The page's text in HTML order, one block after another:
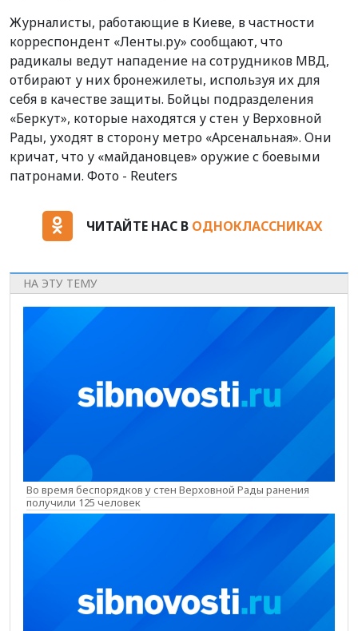
Журналисты, работающие в Киеве, в частности
корреспондент «Ленты.ру» сообщают, что
радикалы ведут нападение на сотрудников МВД,
отбирают у них бронежилеты, используя их для
себя в качестве защиты. Бойцы подразделения
«Беркут», которые находятся у стен у Верховной
Рады, уходят в сторону метро «Арсенальная». Они
кричат, что у «майдановцев» оружие с боевыми
патронами. Фото - Reuters
ЧИТАЙТЕ НАС В ОДНОКЛАССНИКАХ
НА ЭТУ ТЕМУ
Во время беспорядков у стен Верховной Рады ранения
получили 125 человек